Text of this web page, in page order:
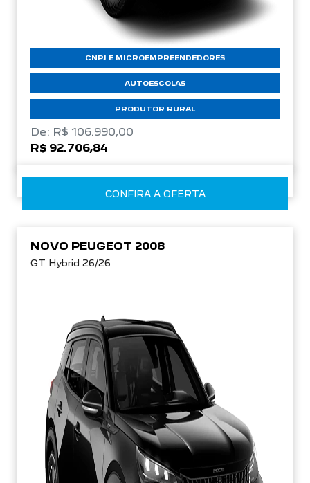
CNPJ E MICROEMPREENDEDORES
AUTOESCOLAS
PRODUTOR RURAL
De: R$ 106.990,00
R$ 92.706,84
CONFIRA A OFERTA
NOVO PEUGEOT 2008
GT Hybrid 26/26